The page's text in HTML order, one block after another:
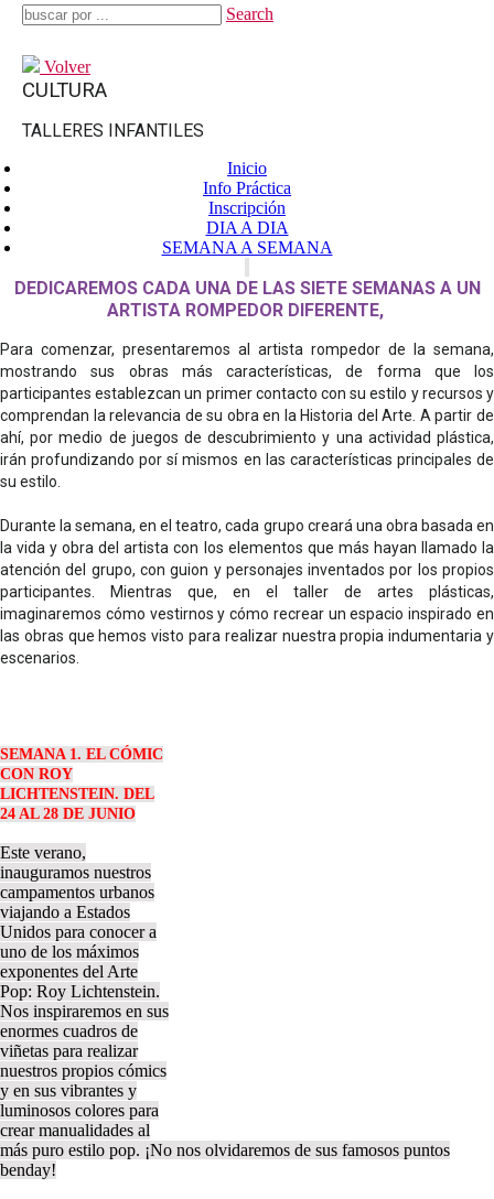
Search
Volver
CULTURA
TALLERES INFANTILES
Inicio
Info Práctica
Inscripción
DIA A DIA
SEMANA A SEMANA
DEDICAREMOS CADA UNA DE LAS SIETE SEMANAS A UN
ARTISTA ROMPEDOR DIFERENTE,
Para comenzar, presentaremos al artista rompedor de la semana,
mostrando sus obras más características, de forma que los
participantes establezcan un primer contacto con su estilo y recursos y
comprendan la relevancia de su obra en la Historia del Arte. A partir de
ahí, por medio de juegos de descubrimiento y una actividad plástica,
irán profundizando por sí mismos en las características principales de
su estilo.
Durante la semana, en el teatro, cada grupo creará una obra basada en
la vida y obra del artista con los elementos que más hayan llamado la
atención del grupo, con guion y personajes inventados por los propios
participantes. Mientras que, en el taller de artes plásticas,
imaginaremos cómo vestirnos y cómo recrear un espacio inspirado en
las obras que hemos visto para realizar nuestra propia indumentaria y
escenarios.
SEMANA 1. EL CÓMIC
CON ROY
LICHTENSTEIN. DEL
24 AL 28 DE JUNIO
Este verano,
inauguramos nuestros
campamentos urbanos
viajando a Estados
Unidos para conocer a
uno de los máximos
exponentes del Arte
Pop: Roy Lichtenstein.
Nos inspiraremos en sus
enormes cuadros de
viñetas para realizar
nuestros propios cómics
y en sus vibrantes y
luminosos colores para
crear manualidades al
más puro estilo pop. ¡No nos olvidaremos de sus famosos puntos
benday!